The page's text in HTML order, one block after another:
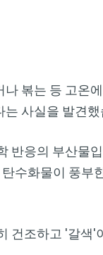
볶는 등 고온
사실을 발견했
반응의 부산물
수화물이 풍부
건조하고 '갈색'